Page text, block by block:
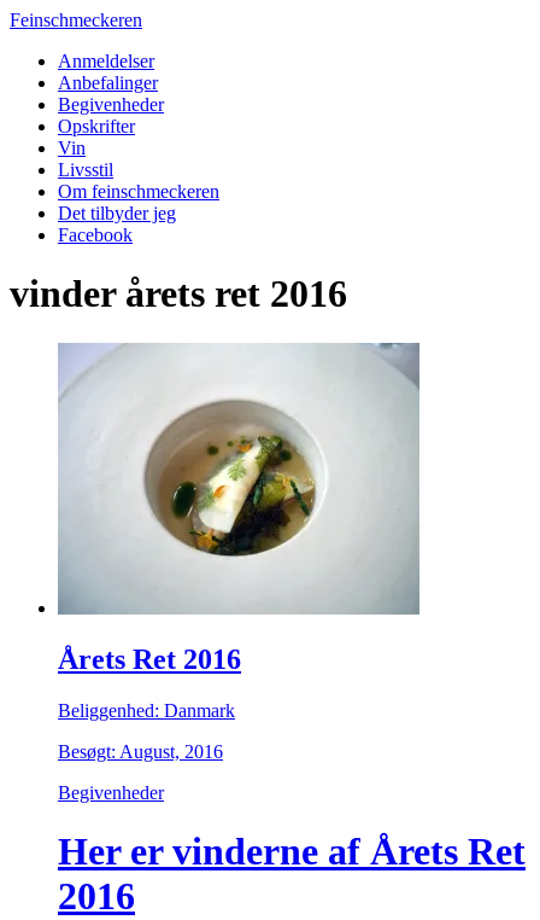
Feinschmeckeren
Anmeldelser
Anbefalinger
Begivenheder
Opskrifter
Vin
Livsstil
Om feinschmeckeren
Det tilbyder jeg
Facebook
vinder årets ret 2016
Årets Ret 2016
Beliggenhed: Danmark
Besøgt: August, 2016
Begivenheder
Her er vinderne af Årets Ret
2016